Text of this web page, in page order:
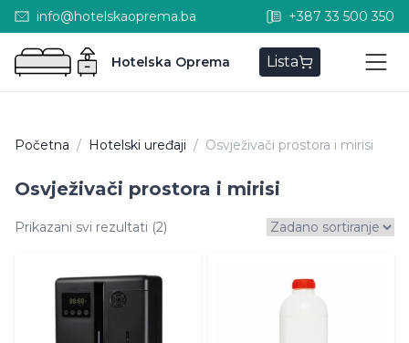
info@hotelskaoprema.ba +387 33 500 350
Hotelska Oprema Lista
Početna / Hotelski uređaji / Osvježivači prostora i mirisi
Osvježivači prostora i mirisi
Prikazani svi rezultati (2)